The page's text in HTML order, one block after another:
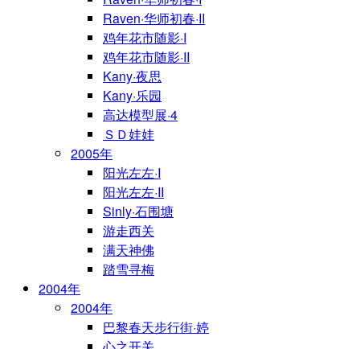
Raven·华师初春·II
鸡年花市随影·I
鸡年花市随影·II
Kany·夜思
Kany·乐园
高达模型展·4
ＳＤ娃娃
2005年
阳光左左·I
阳光左左·II
Sinly·石围塘
游走西关
满天神佛
踏雪寻梅
2004年
2004年
巴黎春天步行街·婷